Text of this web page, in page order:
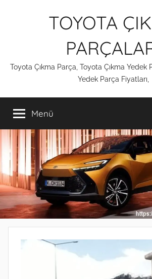
TOYOTA
Toyota Çıkma Parça, Toyota Çıkma Yedek
Yedek Parça Fiyatları,
Menü